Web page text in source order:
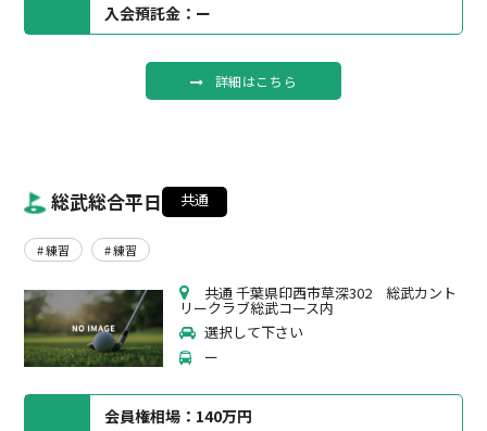
入会預託金：ー
詳細はこちら
総武総合平日 共通
# 練習 # 練習
共通 千葉県印西市草深302 総武カント
リークラブ総武コース内
選択して下さい
ー
会員権相場： 140万円